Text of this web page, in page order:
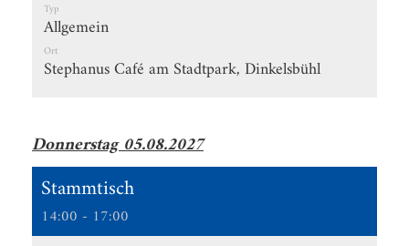
Typ
Allgemein
Ort
Stephanus Café am Stadtpark, Dinkelsbühl
Donnerstag 05.08.2027
Stammtisch
14:00 - 17:00